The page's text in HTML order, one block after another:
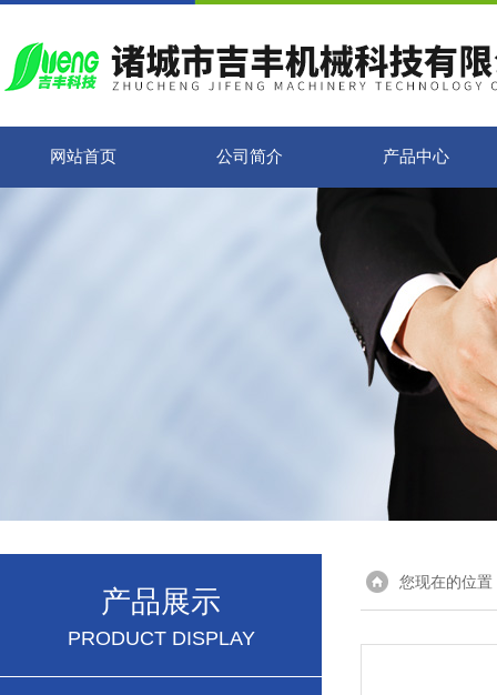
网站首页 公司简介 产品中心
产品展示
PRODUCT DISPLAY
您现在的位置